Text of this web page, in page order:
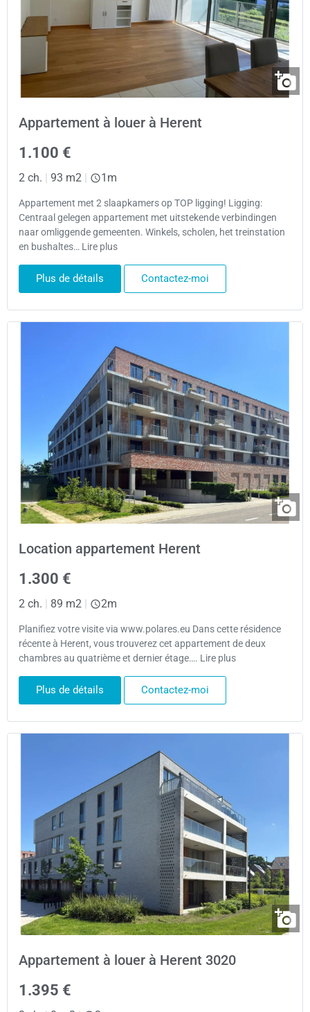
Appartement à louer à Herent
1.100 €
2 ch. | 93 m2 | 1m
Appartement met 2 slaapkamers op TOP ligging! Ligging:
Centraal gelegen appartement met uitstekende verbindingen
naar omliggende gemeenten. Winkels, scholen, het treinstation
en bushaltes… Lire plus
Plus de détails Contactez-moi
Location appartement Herent
1.300 €
2 ch. | 89 m2 | 2m
Planifiez votre visite via www.polares.eu Dans cette résidence
récente à Herent, vous trouverez cet appartement de deux
chambres au quatrième et dernier étage…. Lire plus
Plus de détails Contactez-moi
Appartement à louer à Herent 3020
1.395 €